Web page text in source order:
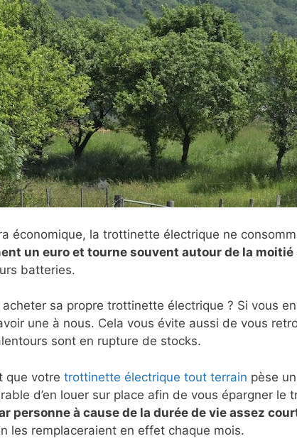
économique, la trottinette électrique ne
un euro et tourne souvent autour de la moitié
batteries.
sa propre trottinette électrique ? Si vous
une à nous. Cela vous évite aussi de vous
sont en rupture de stocks.
que votre trottinette électrique tout terrain pèse
d’en louer sur place afin de vous épargner le
personne à cause de la durée de vie assez
les remplaceraient en effet chaque mois.